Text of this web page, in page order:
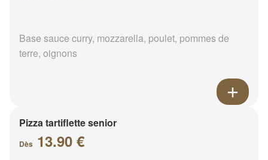
Base sauce curry, mozzarella, poulet, pommes de
terre, oignons
Pizza tartiflette senior
Dès 13.90 €